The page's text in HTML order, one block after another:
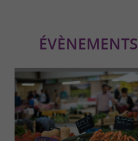
ÉVÈNEMENTS